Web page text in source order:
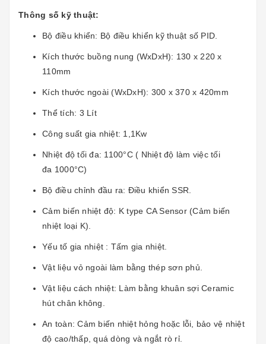
Thông số kỹ thuật:
Bộ điều khiển: Bộ điều khiển kỹ thuật số PID.
Kích thước buồng nung (WxDxH): 130 x 220 x
110mm
Kích thước ngoài (WxDxH): 300 x 370 x 420mm
Thể tích: 3 Lít
Công suất gia nhiệt: 1,1Kw
Nhiệt độ tối đa: 1100°C ( Nhiệt độ làm việc tối
đa 1000°C)
Bộ điều chỉnh đầu ra: Điều khiển SSR.
Cảm biến nhiệt độ: K type CA Sensor (Cảm biến
nhiệt loại K).
Yếu tố gia nhiệt : Tấm gia nhiệt.
Vật liệu vỏ ngoài làm bằng thép sơn phủ.
Vật liệu cách nhiệt: Làm bằng khuân sợi Ceramic
hút chân không.
An toàn: Cảm biến nhiệt hỏng hoặc lỗi, bảo vệ nhiệt
độ cao/thấp, quá dòng và ngắt rò rỉ.